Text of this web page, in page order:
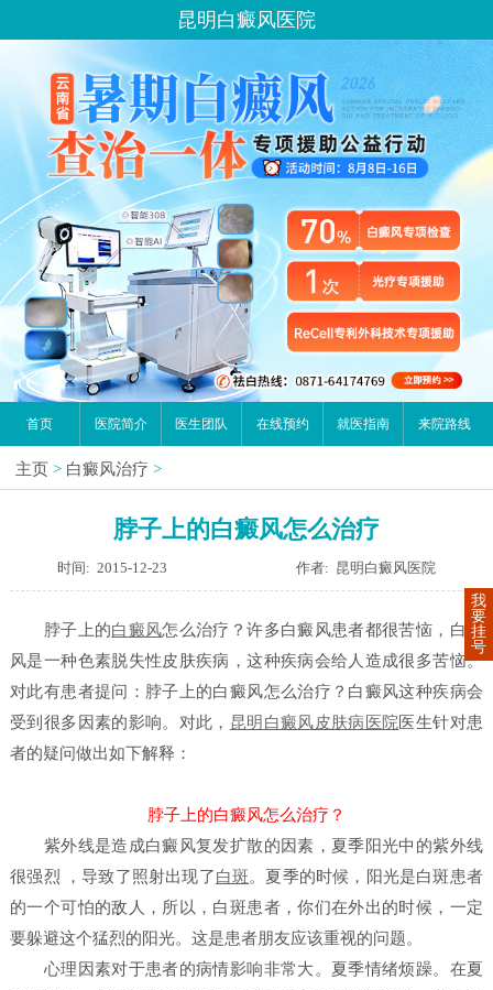
昆明白癜风医院
首页 医院简介 医生团队 在线预约 就医指南 来院路线
主页 > 白癜风治疗 >
脖子上的白癜风怎么治疗
时间: 2015-12-23 作者: 昆明白癜风医院
脖子上的白癜风怎么治疗？许多白癜风患者都很苦恼，白癜
风是一种色素脱失性皮肤疾病，这种疾病会给人造成很多苦恼。
对此有患者提问： 脖子上的白癜风怎么治疗？ 白癜风这种疾病会
受到很多因素的影响。对此， 昆明白癜风皮肤病医院医生针对患
者的疑问做出如下解释：
脖子上的白癜风怎么治疗？
紫外线是造成白癜风复发扩散的因素，夏季阳光中的紫外线
很强烈 ，导致了照射出现了白斑。夏季的时候，阳光是白斑患者
的一个可怕的敌人，所以，白斑患者，你们在外出的时候，一定
要躲避这个猛烈的阳光。这是患者朋友应该重视的问题。
心理因素对于患者的病情影响非常大。夏季情绪烦躁。在夏
我
要
挂
号